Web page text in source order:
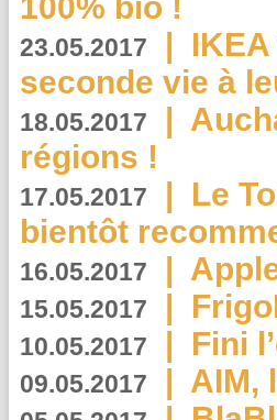
23.05.2017 |
seconde vie à
18.05.2017 |
régions !
17.05.2017 | Le
bientôt
16.05.2017 |
15.05.2017 |
10.05.2017 | Fini
09.05.2017 | AIM,